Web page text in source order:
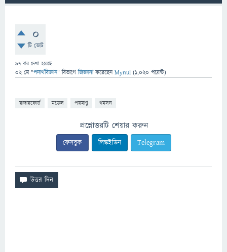
0
টি ভোট
97 বার দেখা হয়েছে
02 মে "পদার্থবিজ্ঞান" বিভাগে জিজ্ঞাসাকরেছেনMynul (1,020 পয়েন্ট)
রাদারফোর্ড মডেল পরমাণু থমসন
প্রশ্নোত্তরটি শেয়ার করুন
ফেসবুক লিঙ্কইডিন Telegram